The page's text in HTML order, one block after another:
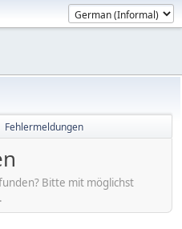
Fehlermeldungen
Bitte mit möglichst